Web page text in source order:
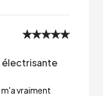
électrisante
vraiment